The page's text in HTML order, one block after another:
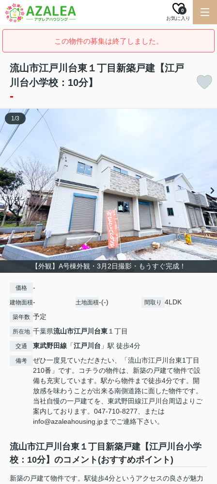
お気に入り
0
この物件の募集は終了しました。
流山市江戸川台東１丁目新築戸建【江戸
川台小学校：10分】
-
【外観】A号棟外観・3月2日撮影・もうすぐ完成！
1/3
価格 -
建物面積- 土地面積-(-) 間取り 4LDK
築年数 予定
所在地 千葉県流山市江戸川台東１丁目
交通 東武野田線 「江戸川台 」駅 徒歩4分
備考
ぜひ一度見ていただきたい、「流山市江戸川台東1丁目
210番」です。コチラの物件は、新築の戸建て物件で設
備も充実しています。駅から物件まで徒歩4分です。開
放感を味わうことが出来る南側道路に面した物件です。
当社自慢の一戸建てを、東武野田線江戸川台周辺よりご
案内しております。047-710-8277、または
info@azaleahousing.jpまでご連絡下さい。
流山市江戸川台東１丁目新築戸建【江戸川台小学
校：10分】のコメント(おすすめポイント)
新築の戸建て物件です。駅徒歩4分というアクセスの良さが魅力